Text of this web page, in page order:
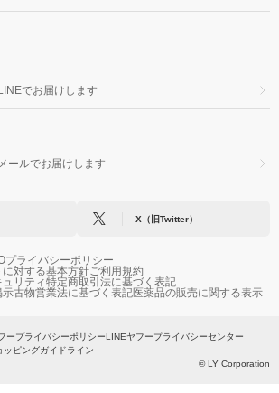
でお届けします
ールでお届けします
X（旧Twitter）
プライバシーポリシー
対する基本方針ご利用規約
リティ特定商取引法に基づく表記
示古物営業法に基づく表記医薬品の販売に関する表示
ープライバシーポリシーLINEヤフープライバシーセンター
ッピングガイドライン
© LY Corporation